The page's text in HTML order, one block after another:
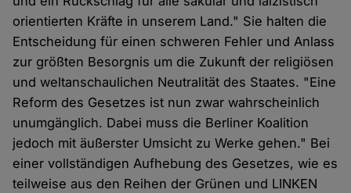
orientierten Kräfte in unserem Land." Sie halten die
Entscheidung für einen schweren Fehler und Anlass
zur größten Besorgnis um die Zukunft der religiösen
und weltanschaulichen Neutralität des Staates. "Eine
Reform des Gesetzes ist nun zwar wahrscheinlich
unumgänglich. Dabei muss die Berliner Koalition
jedoch mit äußerster Umsicht zu Werke gehen." Bei
einer vollständigen Aufhebung des Gesetzes, wie es
teilweise aus den Reihen der Grünen und LINKEN